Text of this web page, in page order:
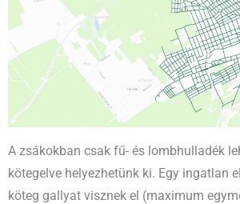
A zsákokban csak fű- és lombhulladék
kötegelve helyezhetünk ki. Egy ingatlan
köteg gallyat visznek el (maximum